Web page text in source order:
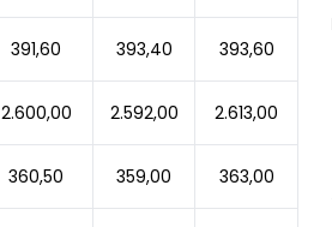
391,60 393,40 393,60
2.600,00 2.592,00 2.613,00
360,50 359,00 363,00